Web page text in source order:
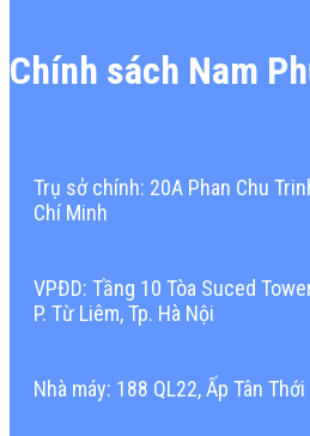
Chính sách Nam
Trụ sở chính: 20A Phan Chu
Chí Minh
VPĐD: Tầng 10 Tòa Suced
P. Từ Liêm, Tp. Hà Nội
Nhà máy: 188 QL22, Ấp Tân